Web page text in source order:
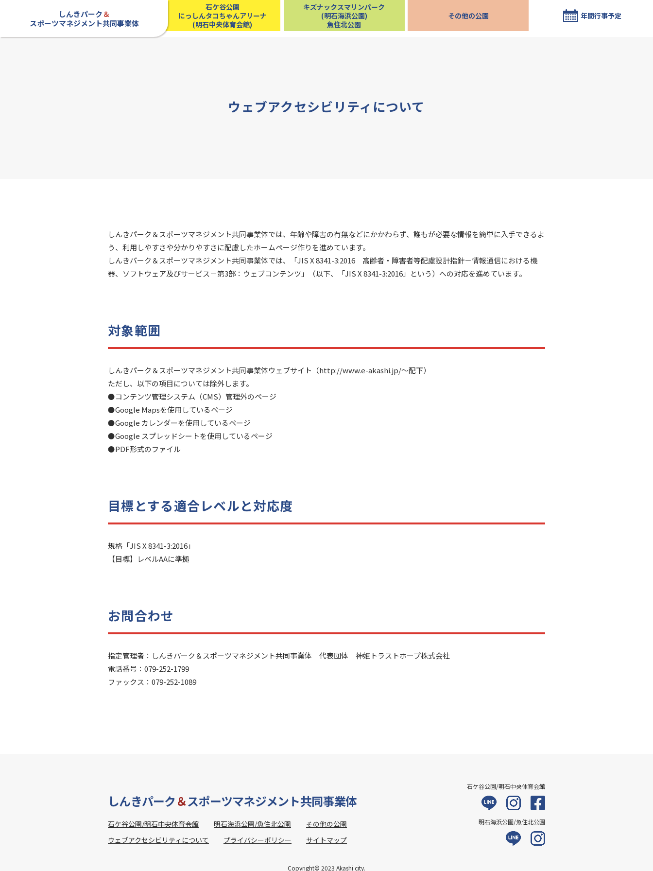
しんきパーク＆
スポーツマネジメント共同事業体
石ケ谷公園
にっしんタコちゃんアリーナ
(明石中央体育会館)
キズナックスマリンパーク
(明石海浜公園)
魚住北公園
その他の公園 年間行事予定
ウェブアクセシビリティについて
しんきパーク＆スポーツマネジメント共同事業体では、年齢や障害の有無などにかかわらず、誰もが必要な情報を簡単に入手できるよ
う、利用しやすさや分かりやすさに配慮したホームページ作りを進めています。
しんきパーク＆スポーツマネジメント共同事業体では、「JIS X 8341-3:2016 高齢者・障害者等配慮設計指針－情報通信における機
器、ソフトウェア及びサービス－第3部：ウェブコンテンツ」（以下、「JIS X 8341-3:2016」という）への対応を進めています。
対象範囲
しんきパーク＆スポーツマネジメント共同事業体ウェブサイト（http://www.e-akashi.jp/〜配下）
ただし、以下の項目については除外します。
コンテンツ管理システム（CMS）管理外のページ
Google Mapsを使用しているページ
Google カレンダーを使用しているページ
Google スプレッドシートを使用しているページ
PDF形式のファイル
目標とする適合レベルと対応度
規格「JIS X 8341-3:2016」
【目標】レベルAAに準拠
お問合わせ
指定管理者：しんきパーク＆スポーツマネジメント共同事業体 代表団体 神姫トラストホープ株式会社
電話番号：079-252-1799
ファックス：079-252-1089
しんきパーク＆スポーツマネジメント共同事業体
石ケ谷公園/明石中央体育会館 明石海浜公園/魚住北公園
その他の公園
ウェブアクセシビリティについて
プライバシーポリシー サイトマップ
石ケ谷公園/明石中央体育会館
明石海浜公園/魚住北公園
Copyright© 2023 Akashi city.